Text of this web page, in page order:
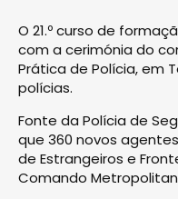
O 21.º curso de
com a cerimónia do
Prática de Polícia, em
polícias.
Fonte da Polícia de
que 360 novos
de Estrangeiros e
Comando